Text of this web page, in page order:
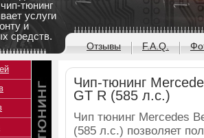
тюнинг
услуги
и
средств.
Отзывы F.A.Q.
Чип-тюнинг
GT R (585 л.c.)
Чип тюнинг Mercedes
(585 л.c.) позволяет